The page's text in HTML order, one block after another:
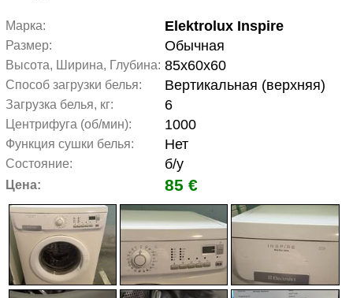
Марка: Elektrolux Inspire
Размер: Обычная
Высота, Ширина, Глубина: 85x60x60
Способ загрузки белья: Вертикальная (верхняя)
Загрузка белья, кг: 6
Центрифуга (об/мин): 1000
Функция сушки белья: Нет
Состояние: б/у
Цена: 85 €